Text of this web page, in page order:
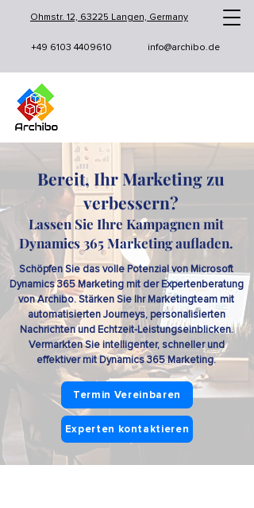
Ohmstr. 12, 63225 Langen, Germany
+49 6103 4409610 info@archibo.de
Bereit, Ihr Marketing zu
verbessern?
Lassen Sie Ihre Kampagnen mit
Dynamics 365 Marketing aufladen.
Schöpfen Sie das volle Potenzial von Microsoft
Dynamics 365 Marketing mit der Expertenberatung
von Archibo. Stärken Sie Ihr Marketingteam mit
automatisierten Journeys, personalisierten
Nachrichten und Echtzeit-Leistungseinblicken.
Vermarkten Sie intelligenter, schneller und
effektiver mit Dynamics 365 Marketing.
Termin Vereinbaren
Experten kontaktieren